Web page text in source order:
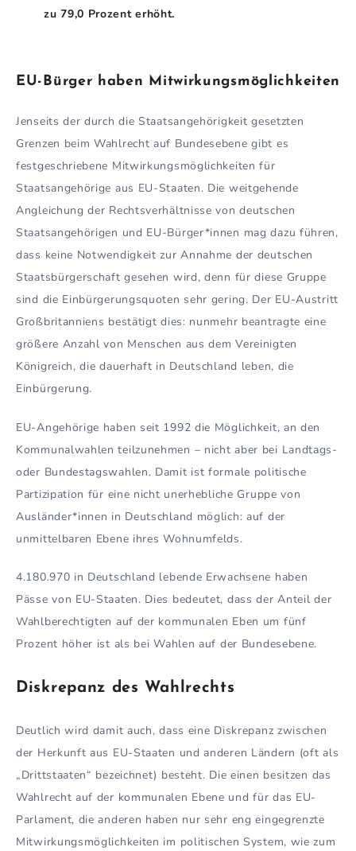
zu 79,0 Prozent erhöht.
EU-Bürger haben Mitwirkungsmöglichkeiten
Jenseits der durch die Staatsangehörigkeit gesetzten
Grenzen beim Wahlrecht auf Bundesebene gibt es
festgeschriebene Mitwirkungsmöglichkeiten für
Staatsangehörige aus EU-Staaten. Die weitgehende
Angleichung der Rechtsverhältnisse von deutschen
Staatsangehörigen und EU-Bürger*innen mag dazu führen,
dass keine Notwendigkeit zur Annahme der deutschen
Staatsbürgerschaft gesehen wird, denn für diese Gruppe
sind die Einbürgerungsquoten sehr gering. Der EU-Austritt
Großbritanniens bestätigt dies: nunmehr beantragte eine
größere Anzahl von Menschen aus dem Vereinigten
Königreich, die dauerhaft in Deutschland leben, die
Einbürgerung.
EU-Angehörige haben seit 1992 die Möglichkeit, an den
Kommunalwahlen teilzunehmen – nicht aber bei Landtags-
oder Bundestagswahlen. Damit ist formale politische
Partizipation für eine nicht unerhebliche Gruppe von
Ausländer*innen in Deutschland möglich: auf der
unmittelbaren Ebene ihres Wohnumfelds.
4.180.970 in Deutschland lebende Erwachsene haben
Pässe von EU-Staaten. Dies bedeutet, dass der Anteil der
Wahlberechtigten auf der kommunalen Eben um fünf
Prozent höher ist als bei Wahlen auf der Bundesebene.
Diskrepanz des Wahlrechts
Deutlich wird damit auch, dass eine Diskrepanz zwischen
der Herkunft aus EU-Staaten und anderen Ländern (oft als
„Drittstaaten“ bezeichnet) besteht. Die einen besitzen das
Wahlrecht auf der kommunalen Ebene und für das EU-
Parlament, die anderen haben nur sehr eng eingegrenzte
Mitwirkungsmöglichkeiten im politischen System, wie zum